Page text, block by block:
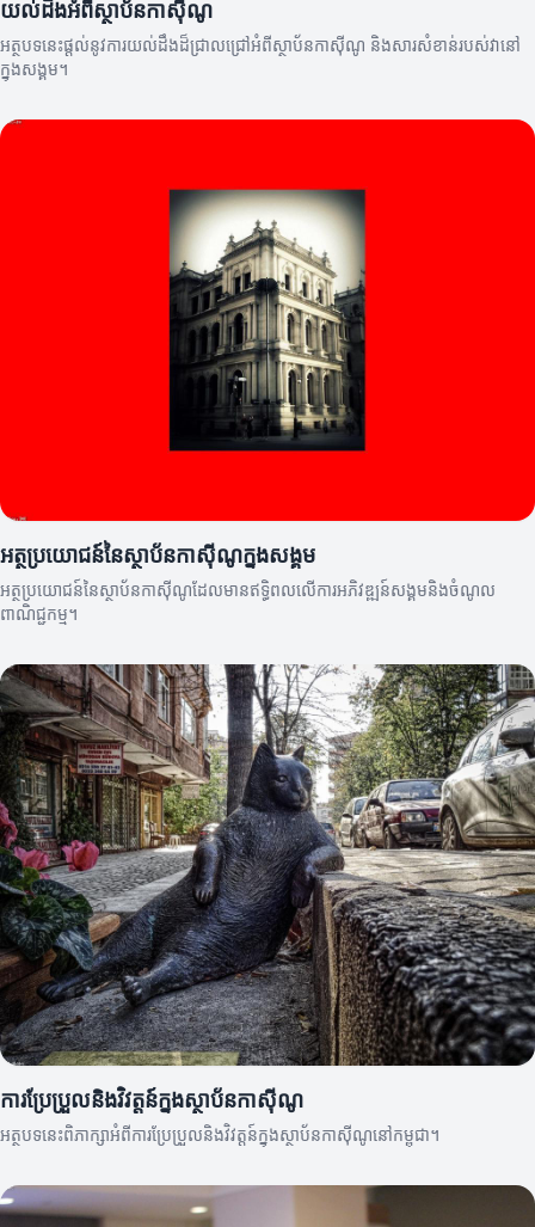
យល់ដឹងអំពីស្ថាប័នកាស៊ីណូ
អត្ថបទនេះផ្តល់នូវការយល់ដឹងដ៏ជ្រាលជ្រៅអំពីស្ថាប័នកាស៊ីណូ និងសារសំខាន់របស់វា​នៅ
ក្នុងសង្គម។
អត្ថប្រយោជន៍នៃស្ថាប័នកាស៊ីណូក្នុងសង្គម
អត្ថប្រយោជន៍នៃស្ថាប័នកាស៊ីណូដែលមានឥទ្ធិពលលើការអភិវឌ្ឍន៍សង្គមនិងចំណូល
ពាណិជ្ជកម្ម។
ការប្រែប្រួលនិងវិវត្តន៍ក្នុងស្ថាប័នកាស៊ីណូ
អត្ថបទនេះពិភាក្សាអំពីការប្រែប្រួលនិងវិវត្តន៍ក្នុងស្ថាប័នកាស៊ីណូនៅកម្ពុជា។